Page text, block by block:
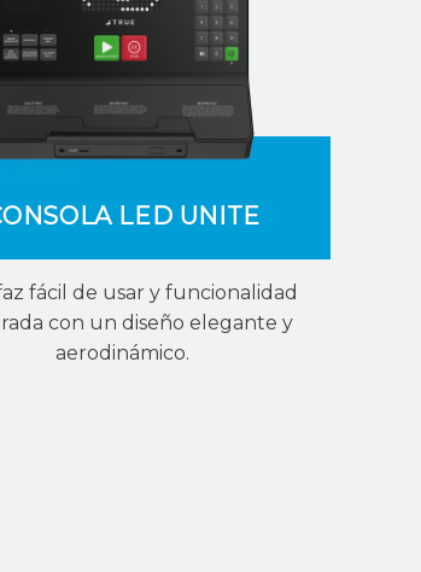
LED UNITE
fácil de usar y funcionalidad
con un diseño elegante y
aerodinámico.